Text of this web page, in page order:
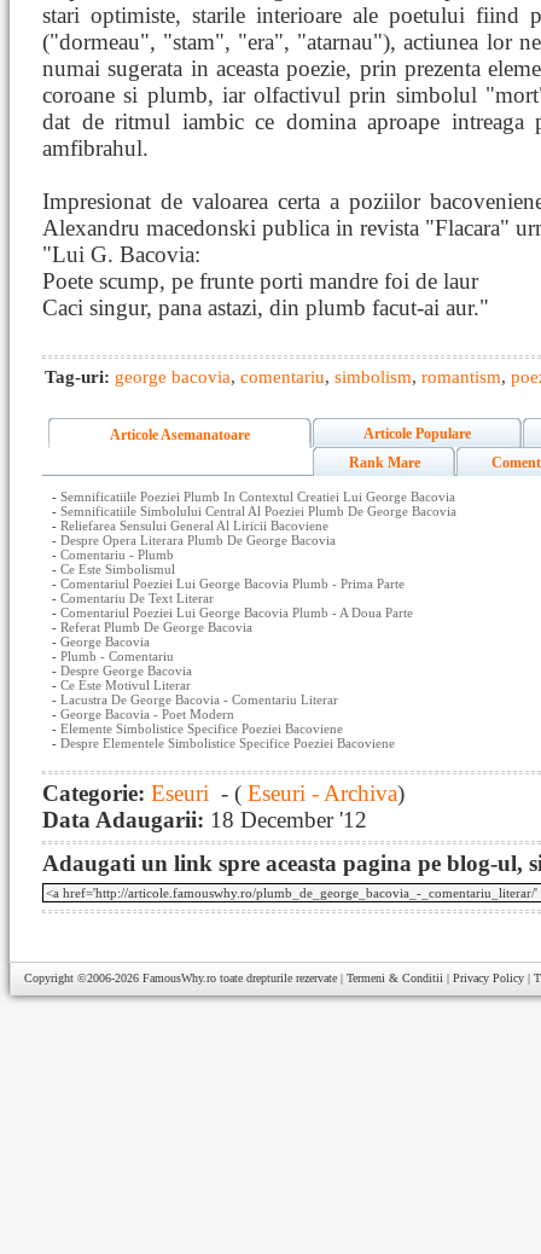
stari optimiste, starile interioare ale poetului fiind
("dormeau", "stam", "era", "atarnau"), actiunea lor
numai sugerata in aceasta poezie, prin prezenta
coroane si plumb, iar olfactivul prin simbolul
dat de ritmul iambic ce domina aproape intreaga
amfibrahul.
Impresionat de valoarea certa a poziilor
Alexandru macedonski publica in revista "Flacara"
"Lui G. Bacovia:
Poete scump, pe frunte porti mandre foi de laur
Caci singur, pana astazi, din plumb facut-ai aur."
Tag-uri: george bacovia, comentariu, simbolism, romantism,
Articole Asemanatoare
Articole Populare
Rank Mare
- Semnificatiile Poeziei Plumb In Contextul Creatiei Lui George Bacovia
- Semnificatiile Simbolului Central Al Poeziei Plumb De George Bacovia
- Reliefarea Sensului General Al Liricii Bacoviene
- Despre Opera Literara Plumb De George Bacovia
- Comentariu - Plumb
- Ce Este Simbolismul
- Comentariul Poeziei Lui George Bacovia Plumb - Prima Parte
- Comentariu De Text Literar
- Comentariul Poeziei Lui George Bacovia Plumb - A Doua Parte
- Referat Plumb De George Bacovia
- George Bacovia
- Plumb - Comentariu
- Despre George Bacovia
- Ce Este Motivul Literar
- Lacustra De George Bacovia - Comentariu Literar
- George Bacovia - Poet Modern
- Elemente Simbolistice Specifice Poeziei Bacoviene
- Despre Elementele Simbolistice Specifice Poeziei Bacoviene
Categorie: Eseuri - ( Eseuri - Archiva)
Data Adaugarii: 18 December '12
Adaugati un link spre aceasta pagina pe blog-ul,
Copyright ©2006-2026 FamousWhy.ro toate drepturile rezervate | Termeni & Conditii | Privacy Policy |